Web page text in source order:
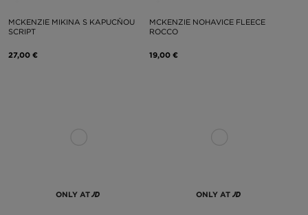
MCKENZIE MIKINA S KAPUCŇOU
SCRIPT
27,00 €
MCKENZIE NOHAVICE FLEECE
ROCCO
19,00 €
ONLY AT ONLY AT